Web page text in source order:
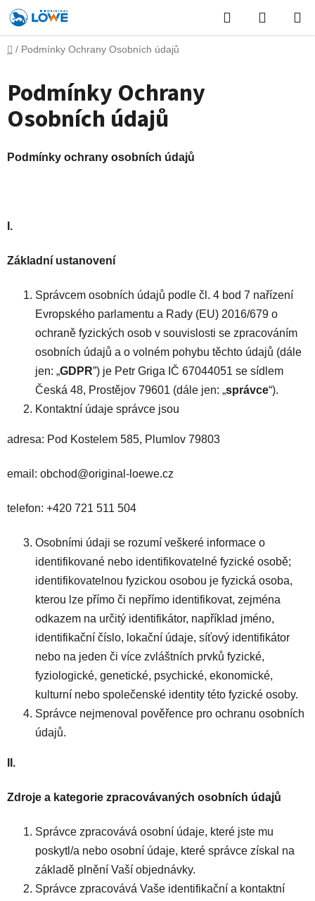
Přejít
na
obsah
Hledat
KOŠÍK
Domů
/ Podmínky Ochrany Osobních údajů
Podmínky Ochrany
Osobních údajů
Podmínky ochrany osobních údajů
I.
Základní ustanovení
Správcem osobních údajů podle čl. 4 bod 7 nařízení
Evropského parlamentu a Rady (EU) 2016/679 o
ochraně fyzických osob v souvislosti se zpracováním
osobních údajů a o volném pohybu těchto údajů (dále
jen: „GDPR”) je Petr Griga IČ 67044051 se sídlem
Česká 48, Prostějov 79601 (dále jen: „správce“).
Kontaktní údaje správce jsou
adresa: Pod Kostelem 585, Plumlov 79803
email: obchod@original-loewe.cz
telefon: +420 721 511 504
Osobními údaji se rozumí veškeré informace o
identifikované nebo identifikovatelné fyzické osobě;
identifikovatelnou fyzickou osobou je fyzická osoba,
kterou lze přímo či nepřímo identifikovat, zejména
odkazem na určitý identifikátor, například jméno,
identifikační číslo, lokační údaje, síťový identifikátor
nebo na jeden či více zvláštních prvků fyzické,
fyziologické, genetické, psychické, ekonomické,
kulturní nebo společenské identity této fyzické osoby.
Správce nejmenoval pověřence pro ochranu osobních
údajů.
II.
Zdroje a kategorie zpracovávaných osobních údajů
Správce zpracovává osobní údaje, které jste mu
poskytl/a nebo osobní údaje, které správce získal na
základě plnění Vaší objednávky.
Správce zpracovává Vaše identifikační a kontaktní